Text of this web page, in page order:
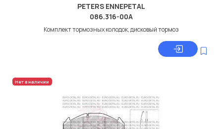
PETERS ENNEPETAL
086.316-00A
Комплект тормозных колодок, дисковый тормоз
Нет в наличии